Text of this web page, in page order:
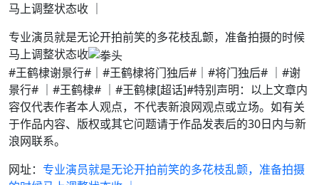
马上调整状态收 ｜️
专业演员就是无论开拍前笑的多花枝乱颤，准备拍摄的时候
马上调整状态收
#王鹤棣谢景行#｜️#王鹤棣将门独后#｜#将门独后# ｜#谢
景行# ｜#王鹤棣# ｜#王鹤棣[超话]#特别声明：以上文章内
容仅代表作者本人观点，不代表新浪网观点或立场。如有关
于作品内容、版权或其它问题请于作品发表后的30日内与新
浪网联系。
网址： 专业演员就是无论开拍前笑的多花枝乱颤，准备拍摄